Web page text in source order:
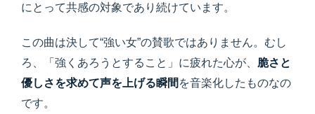
にとって共感の対象であり続けています。
この曲は決して“強い女”の賛歌ではありません。むし
ろ、「強くあろうとすること」に疲れた心が、 脆さと
優しさを求めて声を上げる瞬間 を音楽化したものなの
です。